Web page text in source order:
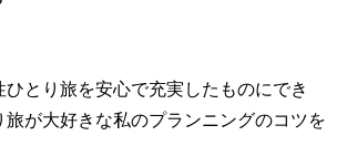
とり旅を安心で充実したものにでき
旅が大好きな私のプランニングのコツを